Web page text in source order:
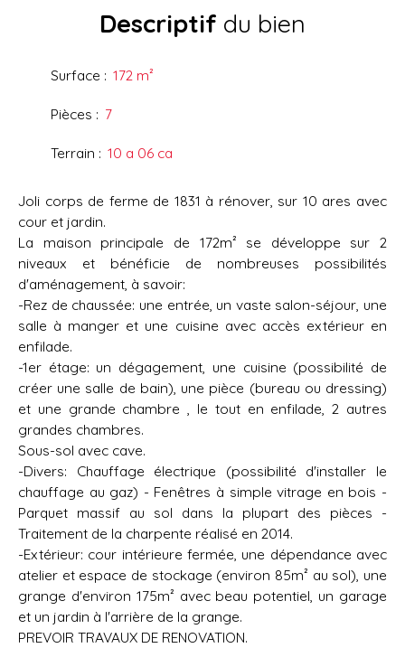
Descriptif du bien
Surface : 172 m²
Pièces : 7
Terrain : 10 a 06 ca
Joli corps de ferme de 1831 à rénover, sur 10 ares avec
cour et jardin.
La maison principale de 172m² se développe sur 2
niveaux et bénéficie de nombreuses possibilités
d'aménagement, à savoir:
-Rez de chaussée: une entrée, un vaste salon-séjour, une
salle à manger et une cuisine avec accès extérieur en
enfilade.
-1er étage: un dégagement, une cuisine (possibilité de
créer une salle de bain), une pièce (bureau ou dressing)
et une grande chambre , le tout en enfilade, 2 autres
grandes chambres.
Sous-sol avec cave.
-Divers: Chauffage électrique (possibilité d'installer le
chauffage au gaz) - Fenêtres à simple vitrage en bois -
Parquet massif au sol dans la plupart des pièces -
Traitement de la charpente réalisé en 2014.
-Extérieur: cour intérieure fermée, une dépendance avec
atelier et espace de stockage (environ 85m² au sol), une
grange d'environ 175m² avec beau potentiel, un garage
et un jardin à l'arrière de la grange.
PREVOIR TRAVAUX DE RENOVATION.